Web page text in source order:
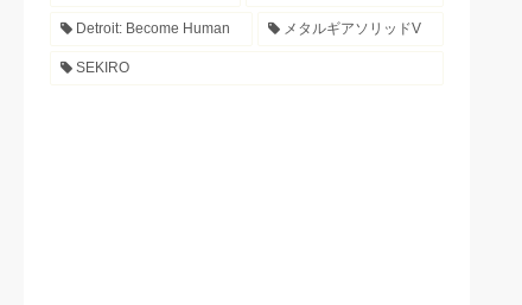
Detroit: Become Human メタルギアソリッドV
SEKIRO